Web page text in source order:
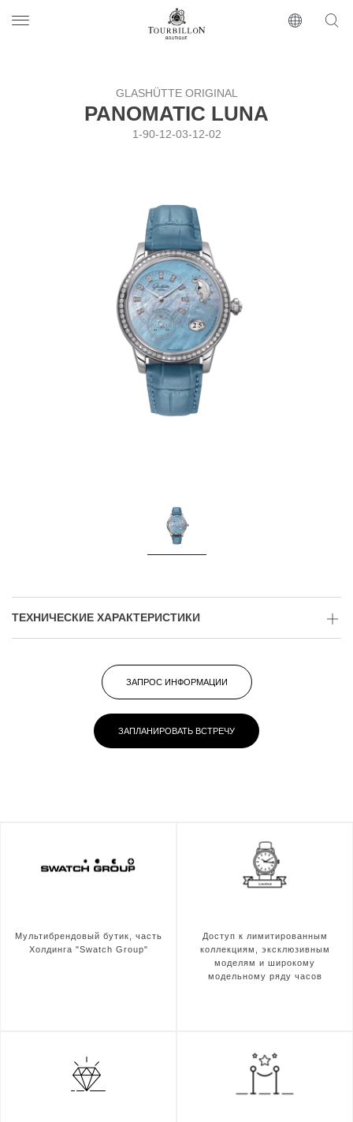
https://www.tourbillon.com/index.php/ru
GLASHÜTTE ORIGINAL
PANOMATIC LUNA
1-90-12-03-12-02
ТЕХНИЧЕСКИЕ ХАРАКТЕРИСТИКИ
ЗАПРОС ИНФОРМАЦИИ
ЗАПЛАНИРОВАТЬ ВСТРЕЧУ
Мультибрендовый бутик, часть
Холдинга "Swatch Group"
Доступ к лимитированным
коллекциям, эксклюзивным
моделям и широкому
модельному ряду часов